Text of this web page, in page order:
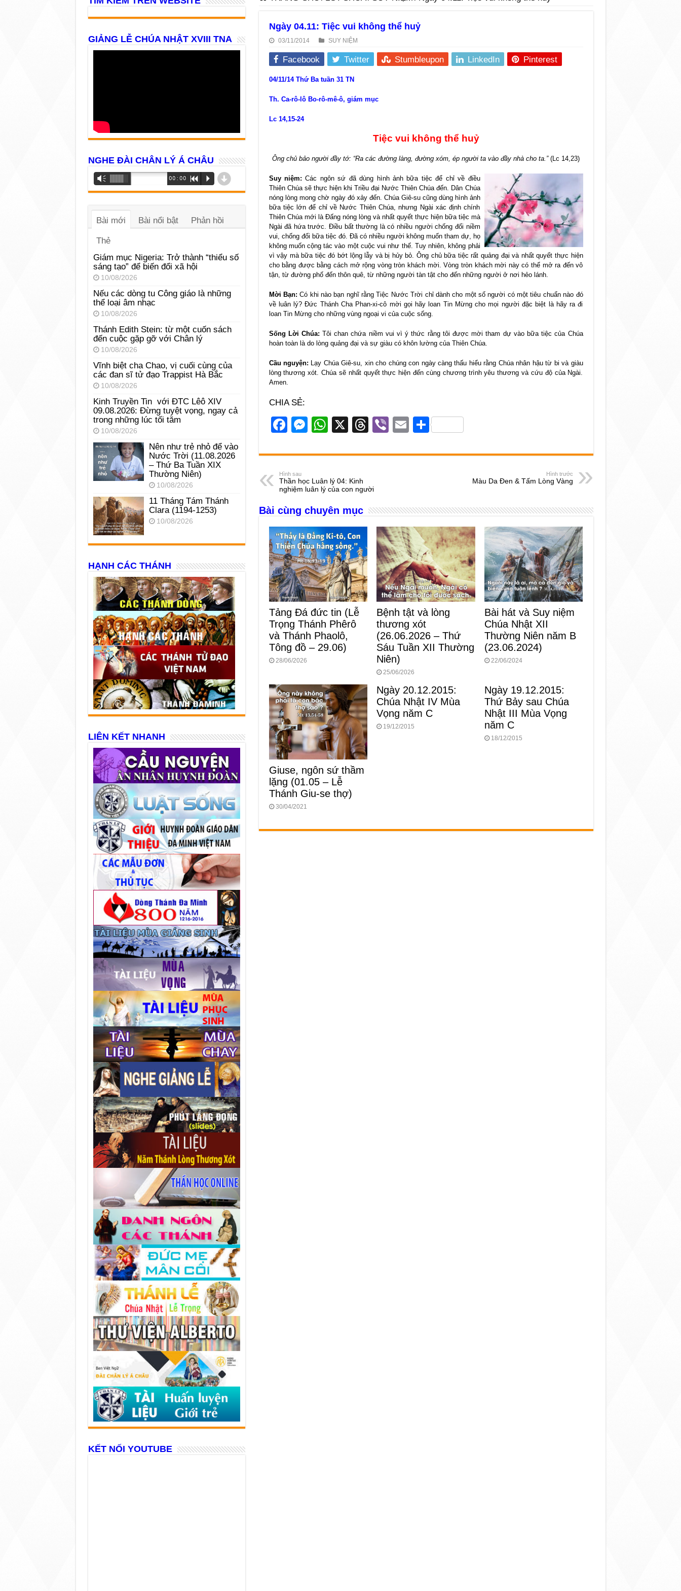
Ngày 04.11: Tiệc vui không thể huỷ
03/11/2014 SUY NIỆM
Facebook Twitter Stumbleupon LinkedIn Pinterest
04/11/14 Thứ Ba tuần 31 TN
Th. Ca-rô-lô Bo-rô-mê-ô, giám mục
Lc 14,15-24
Tiệc vui không thể huỷ
Ông chủ bảo người đầy tớ: “Ra các đường làng, đường xóm, ép người ta vào đầy nhà cho ta.”(Lc 14,23)
Suy niệm:Các ngôn sứ đã dùng hình ảnh bữa tiệc để chỉ về điều
Thiên Chúa sẽ thực hiện khi Triều đại Nước Thiên Chúa đến. Dân Chúa
nóng lòng mong chờ ngày đó xảy đến. Chúa Giê-su cũng dùng hình ảnh
bữa tiệc lớn để chỉ về Nước Thiên Chúa, nhưng Ngài xác định chính
Thiên Chúa mới là Đấng nóng lòng và nhất quyết thực hiện bữa tiệc mà
Ngài đã hứa trước. Điều bất thường là có nhiều người chống đối niềm
vui, chống đối bữa tiệc đó. Đã có nhiều người không muốn tham dự, họ
không muốn cộng tác vào một cuộc vui như thế. Tuy nhiên, không phải
vì vậy mà bữa tiệc đó bớt lộng lẫy và bị hủy bỏ. Ông chủ bữa tiệc rất quảng đại và nhất quyết thực hiện
cho bằng được bằng cách mở rộng vòng tròn khách mời. Vòng tròn khách mời này có thể mở ra đến vô
tận, từ đường phố đến thôn quê, từ những người tàn tật cho đến những người ở nơi hẻo lánh.
Mời Bạn:Có khi nào bạn nghĩ rằng Tiệc Nước Trời chỉ dành cho một số người có một tiêu chuẩn nào đó
về luân lý? Đức Thánh Cha Phan-xi-cô mời gọi hãy loan Tin Mừng cho mọi người đặc biệt là hãy ra đi
loan Tin Mừng cho những vùng ngoại vi của cuộc sống.
Sống Lời Chúa:Tôi chan chứa niềm vui vì ý thức rằng tôi được mời tham dự vào bữa tiệc của Chúa
hoàn toàn là do lòng quảng đại và sự giàu có khôn lường của Thiên Chúa.
Cầu nguyện: Lạy Chúa Giê-su, xin cho chúng con ngày càng thấu hiểu rằng Chúa nhân hậu từ bi và giàu
lòng thương xót. Chúa sẽ nhất quyết thực hiện đến cùng chương trình yêu thương và cứu độ của Ngài.
Amen.
CHIA SẺ:
F
c
e
b
o
o
k
M
ss
n
g
er
W
at
A
p
p
X
T
e
d
s
Vi
er
E
ail
S
ar
Hình sau
Thần học Luân lý 04: Kinh
nghiệm luân lý của con người
Hình trước
Màu Da Đen & Tấm Lòng Vàng
Bài cùng chuyên mục
Tảng Đá đức tin (Lễ
Trọng Thánh Phêrô
và Thánh Phaolô,
Tông đồ – 29.06)
28/06/2026
Bệnh tật và lòng
thương xót
(26.06.2026 – Thứ
Sáu Tuần XII Thường
Niên)
25/06/2026
Bài hát và Suy niệm
Chúa Nhật XII
Thường Niên năm B
(23.06.2024)
22/06/2024
Giuse, ngôn sứ thầm
lặng (01.05 – Lễ
Thánh Giu-se thợ)
30/04/2021
Ngày 20.12.2015:
Chúa Nhật IV Mùa
Vọng năm C
19/12/2015
Ngày 19.12.2015:
Thứ Bảy sau Chúa
Nhật III Mùa Vọng
năm C
18/12/2015
GIẢNG LỄ CHÚA NHẬT XVIII TNA
NGHE ĐÀI CHÂN LÝ Á CHÂU
Trình
phát
âm
Vm 00:00 R P d
Bài mới Bài nổi bật Phản hồi
Thẻ
Giám mục Nigeria: Trở thành “thiểu số
sáng tạo” để biến đổi xã hội
10/08/2026
Nếu các dòng tu Công giáo là những
thể loại âm nhạc
10/08/2026
Thánh Edith Stein: từ một cuốn sách
đến cuộc gặp gỡ với Chân lý
10/08/2026
Vĩnh biệt cha Chao, vị cuối cùng của
các đan sĩ tử đạo Trappist Hà Bắc
10/08/2026
Kinh Truyền Tin với ĐTC Lêô XIV
09.08.2026: Đừng tuyệt vọng, ngay cả
trong những lúc tối tăm
10/08/2026
Nên như trẻ nhỏ để vào
Nước Trời (11.08.2026
– Thứ Ba Tuần XIX
Thường Niên)
10/08/2026
11 Tháng Tám Thánh
Clara (1194-1253)
10/08/2026
HẠNH CÁC THÁNH
LIÊN KẾT NHANH
KẾT NỐI YOUTUBE